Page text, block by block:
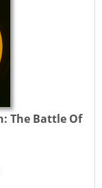
The Battle Of